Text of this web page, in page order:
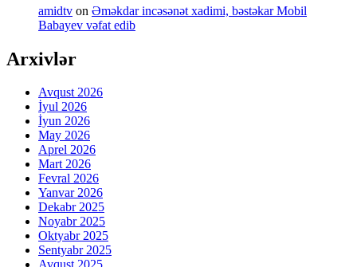
amidtv on Əməkdar incəsənət xadimi, bəstəkar Mobil
Babayev vəfat edib
Arxivlər
Avqust 2026
İyul 2026
İyun 2026
May 2026
Aprel 2026
Mart 2026
Fevral 2026
Yanvar 2026
Dekabr 2025
Noyabr 2025
Oktyabr 2025
Sentyabr 2025